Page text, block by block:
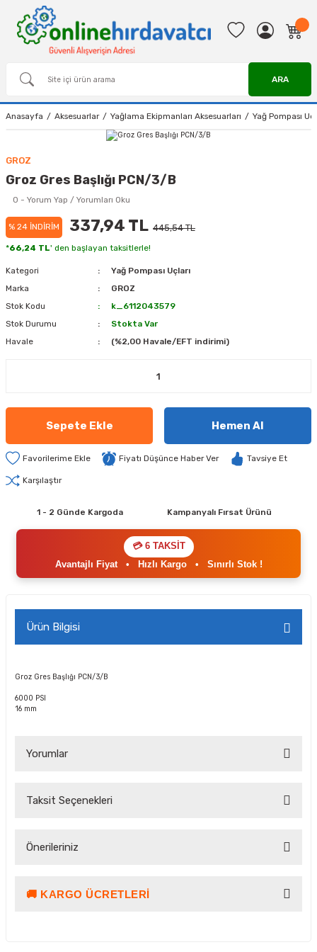
ARA
Anasayfa Aksesuarlar Yağlama Ekipmanları Aksesuarları Yağ Pompası
GROZ
Groz Gres Başlığı PCN/3/B
0 - Yorum Yap / Yorumları Oku
% 24 İNDİRİM 337,94 TL 445,54 TL
*66,24 TL' den başlayan taksitlerle!
Kategori
Yağ Pompası Uçları
Marka
GROZ
Stok Kodu
k_6112043579
Stok Durumu
Stokta Var
Havale
(%2,00 Havale/EFT indirimi)
Sepete Ekle Hemen Al
Fiyatı Düşünce Haber Ver Tavsiye Et
Karşılaştır
1 - 2 Günde Kargoda Kampanyalı Fırsat Ürünü
💳 6 TAKSİT
Avantajlı Fiyat• Hızlı Kargo• Sınırlı Stok !
Ürün Bilgisi
Groz Gres Başlığı PCN/3/B
6000 PSI
16 mm
Yorumlar
Taksit Seçenekleri
Önerileriniz
Bu ürünün fiyat bilgisi, resim, ürün açıklamalarında ve diğer
🚚 KARGO ÜCRETLERI